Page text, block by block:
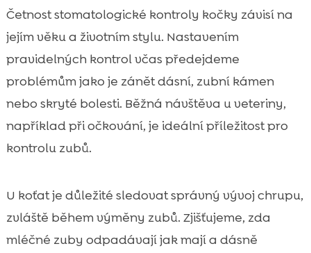
Četnost stomatologické kontroly kočky závisí na
jejím věku a životním stylu. Nastavením
pravidelných kontrol včas předejdeme
problémům jako je zánět dásní, zubní kámen
nebo skryté bolesti. Běžná návštěva u veteriny,
například při očkování, je ideální příležitost pro
kontrolu zubů.
U koťat je důležité sledovat správný vývoj chrupu,
zvláště během výměny zubů. Zjišťujeme, zda
mléčné zuby odpadávají jak mají a dásně